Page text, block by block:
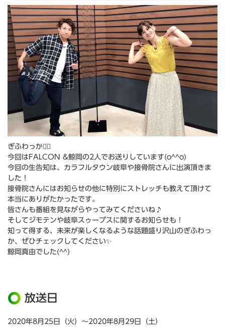
ぎふわっか🙆‍♀️
今回はFALCON &鯨岡の2人でお送りしています(o^^o)
今回の生告知は、カラフルタウン岐阜や接骨院さんに出演頂きま
した！
接骨院さんにはお知らせの他に特別にストレッチも教えて頂けて
本当にありがたかったです。
皆さんも番組を見ながらやってみてくださいね♪
そしてジモテンや岐阜スゥープスに関するお知らせも！
知って得する、未来が楽しくなるような話題盛り沢山のぎふわっ
か、ぜひチェックしてください✨
鯨岡真由でした(^^)
放送日
2020年8月25日（火）～2020年8月29日（土）